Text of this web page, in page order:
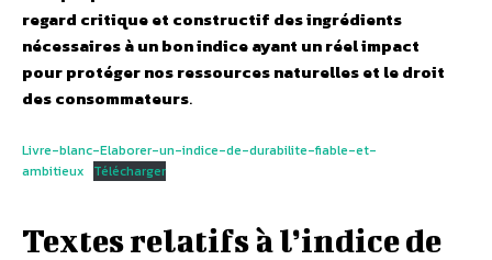
regard critique et constructif des ingrédients
nécessaires à un bon indice ayant un réel impact
pour protéger nos ressources naturelles et le droit
des consommateurs.
Livre-blanc-Elaborer-un-indice-de-durabilite-fiable-et-
ambitieux Télécharger
Textes relatifs à l’indice de